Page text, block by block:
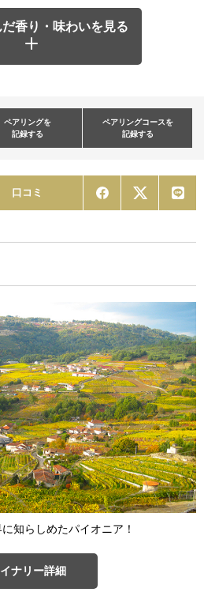
香り・味わいを見る
ペアリングを
記録する
ペアリングコースを
記録する
口コミ
知らしめたパイオニア！
ナリー詳細